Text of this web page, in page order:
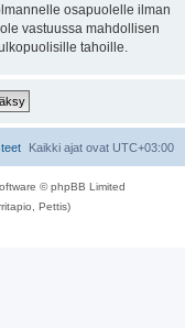
osapuolelle ilman
vastuussa mahdollisen
tahoille.
Kaikki ajat ovat UTC+03:00
© phpBB Limited
Pettis)